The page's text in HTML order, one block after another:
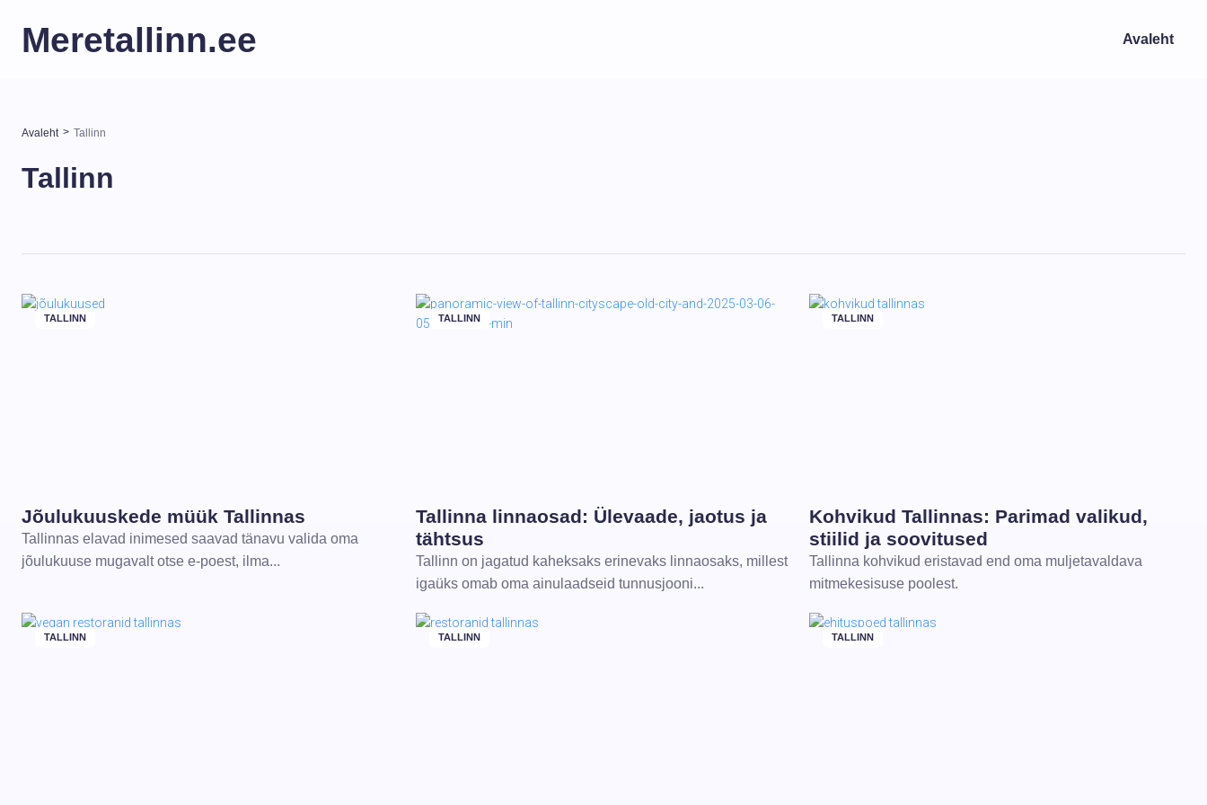
Meretallinn.ee Avaleht
Avaleht > Tallinn
Tallinn
TALLINN
Jõulukuuskede müük Tallinnas
Tallinnas elavad inimesed saavad tänavu valida oma
jõulukuuse mugavalt otse e-poest, ilma...
TALLINN
Tallinna linnaosad: Ülevaade, jaotus ja
tähtsus
Tallinn on jagatud kaheksaks erinevaks linnaosaks, millest
igaüks omab oma ainulaadseid tunnusjooni...
TALLINN
Kohvikud Tallinnas: Parimad valikud,
stiilid ja soovitused
Tallinna kohvikud eristavad end oma muljetavaldava
mitmekesisuse poolest.
TALLINN TALLINN TALLINN